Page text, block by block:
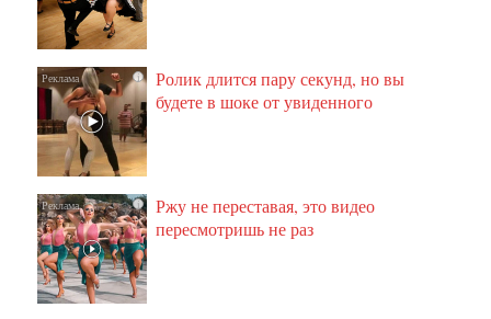
i
Ролик длится пару секунд, но вы
будете в шоке от увиденного
i
Ржу не переставая, это видео
пересмотришь не раз